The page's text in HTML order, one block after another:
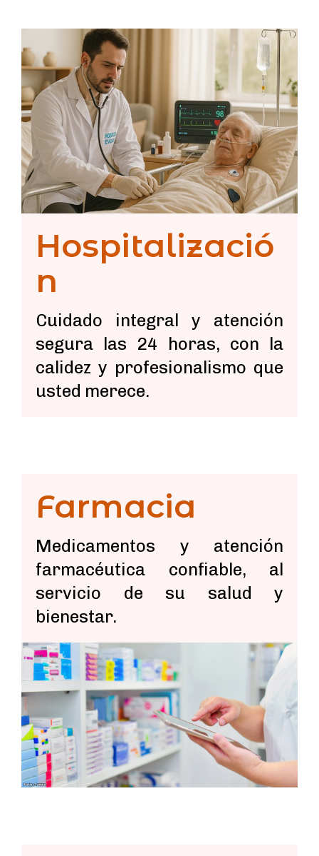
Hospitalizació
n
Cuidado integral y atención
segura las 24 horas, con la
calidez y profesionalismo que
usted merece.
Farmacia
Medicamentos y atención
farmacéutica confiable, al
servicio de su salud y
bienestar.